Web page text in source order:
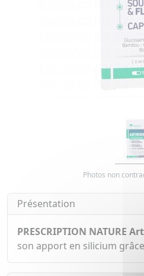
Photos non
Présentation
PRESCRIPTION NATURE
son apport en silicium